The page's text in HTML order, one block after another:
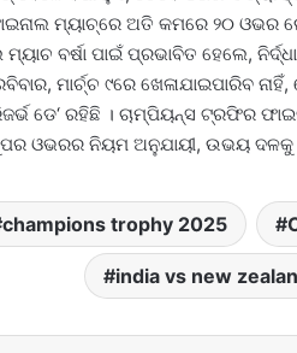
ମ୍ୟାଚ୍‌ରେ ଅତି କମରେ ୨୦ ଓଭର
ବର୍ଷା ପାଇଁ ପ୍ରଭାବିତ ହେଲେ,
ମାର୍ଚ୍ଚ ୯ରେ ଖେଳାଯାଇପାରିବ
ଡେ‘ ରହିଛି । ଚାମ୍ପିୟନ୍ସ ଟ୍ରଫିର
ଓଭରର ନିୟମ ଅନୁଯାୟୀ, ଉଭୟ
champions trophy 2025
india vs new